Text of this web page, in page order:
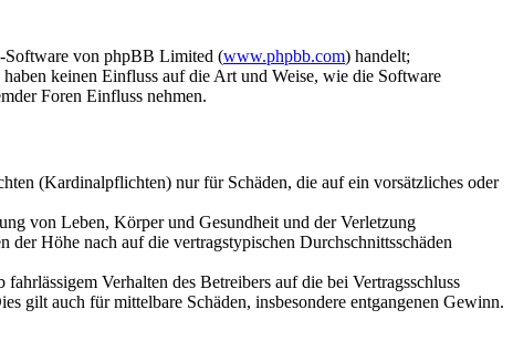
Software von phpBB Limited (www.phpbb.com) handelt;
keinen Einfluss auf die Art und Weise, wie die Software
Foren Einfluss nehmen.
(Kardinalpflichten) nur für Schäden, die auf ein vorsätzliches oder
von Leben, Körper und Gesundheit und der Verletzung
Höhe nach auf die vertragstypischen Durchschnittsschäden
Verhalten des Betreibers auf die bei Vertragsschluss
gilt auch für mittelbare Schäden, insbesondere entgangenen Gewinn.